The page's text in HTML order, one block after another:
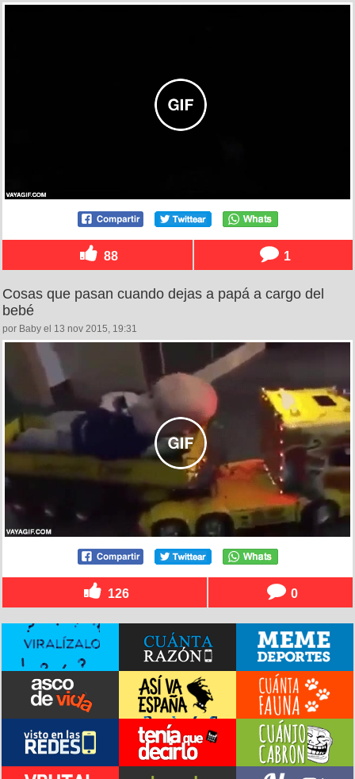
88 1
Cosas que pasan cuando dejas a papá a cargo del
bebé
por Baby el 13 nov 2015, 19:31
126 0